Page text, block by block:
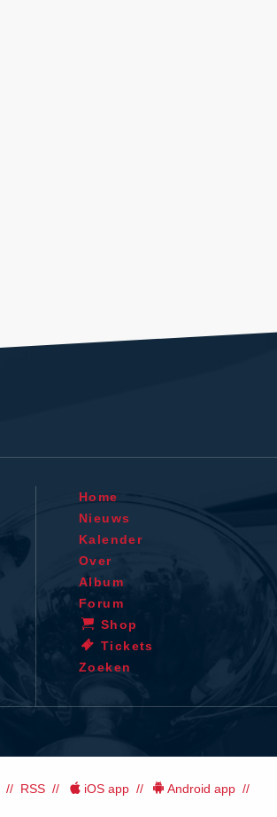
Home
Nieuws
Kalender
Over
Album
Forum
Shop
Tickets
Zoeken
RSS iOS app Android app